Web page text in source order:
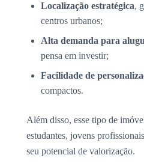
Localização estratégica,
centros urbanos;
Alta demanda para
pensa em investir;
Facilidade de
compactos.
Além disso, esse tipo de
estudantes, jovens
seu potencial de valorização.